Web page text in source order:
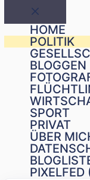
Schließen
HOME
POLITIK
BLOGGEN
SPORT
PRIVAT
ÜBER
PIXELFED